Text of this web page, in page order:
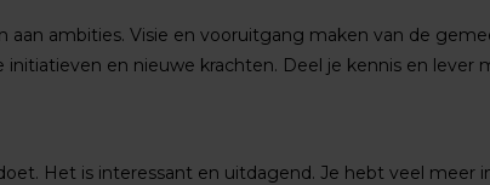
ambities. Visie en vooruitgang maken van de
en nieuwe krachten. Deel je kennis en lever
Het is interessant en uitdagend. Je hebt veel meer